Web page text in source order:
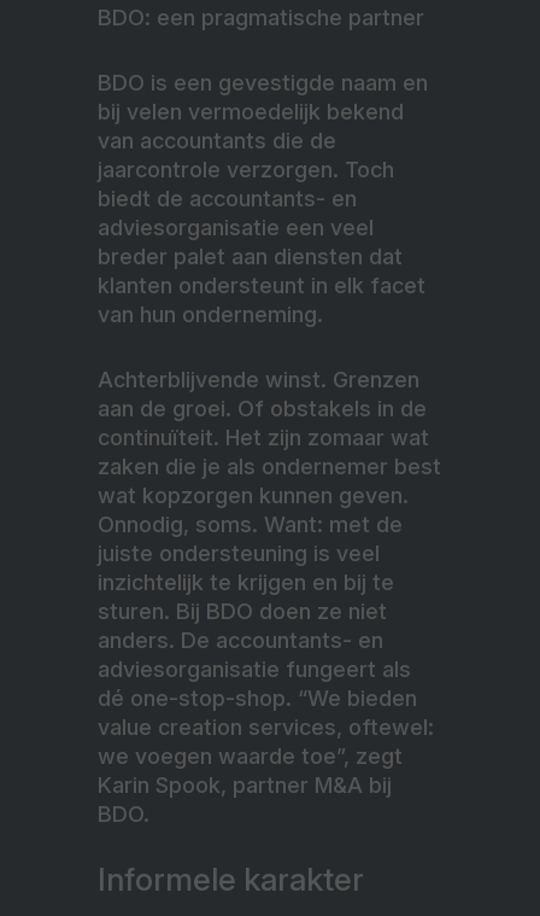
BDO: een pragmatische partner
BDO is een gevestigde naam en
bij velen vermoedelijk bekend
van accountants die de
jaarcontrole verzorgen. Toch
biedt de accountants- en
adviesorganisatie een veel
breder palet aan diensten dat
klanten ondersteunt in elk facet
van hun onderneming.
Achterblijvende winst. Grenzen
aan de groei. Of obstakels in de
continuïteit. Het zijn zomaar wat
zaken die je als ondernemer best
wat kopzorgen kunnen geven.
Onnodig, soms. Want: met de
juiste ondersteuning is veel
inzichtelijk te krijgen en bij te
sturen. Bij BDO doen ze niet
anders. De accountants- en
adviesorganisatie fungeert als
dé one-stop-shop. “We bieden
value creation services, oftewel:
we voegen waarde toe”, zegt
Karin Spook, partner M&A bij
BDO.
Informele karakter